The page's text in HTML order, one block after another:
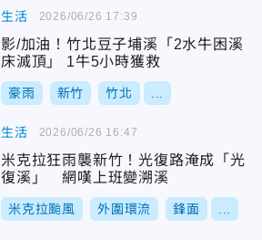
生活
影/加油！竹北豆子埔溪「2水牛困溪
床滅頂」 1牛5小時獲救
豪雨 新竹 竹北
2026/06/26 17:39
生活
米克拉狂雨襲新竹！光復路淹成「光
復溪」 網嘆上班變溯溪
米克拉颱風 外圍環流 鋒面
2026/06/26 16:47